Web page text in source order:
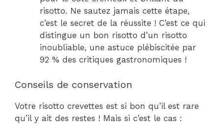
risotto. Ne sautez jamais cette étape,
c’est le secret de la réussite ! C’est ce qui
distingue un bon risotto d’un risotto
inoubliable, une astuce plébiscitée par
92 % des critiques gastronomiques !
Conseils de conservation
Votre risotto crevettes est si bon qu’il est rare
qu’il y ait des restes ! Mais si c’est le cas :